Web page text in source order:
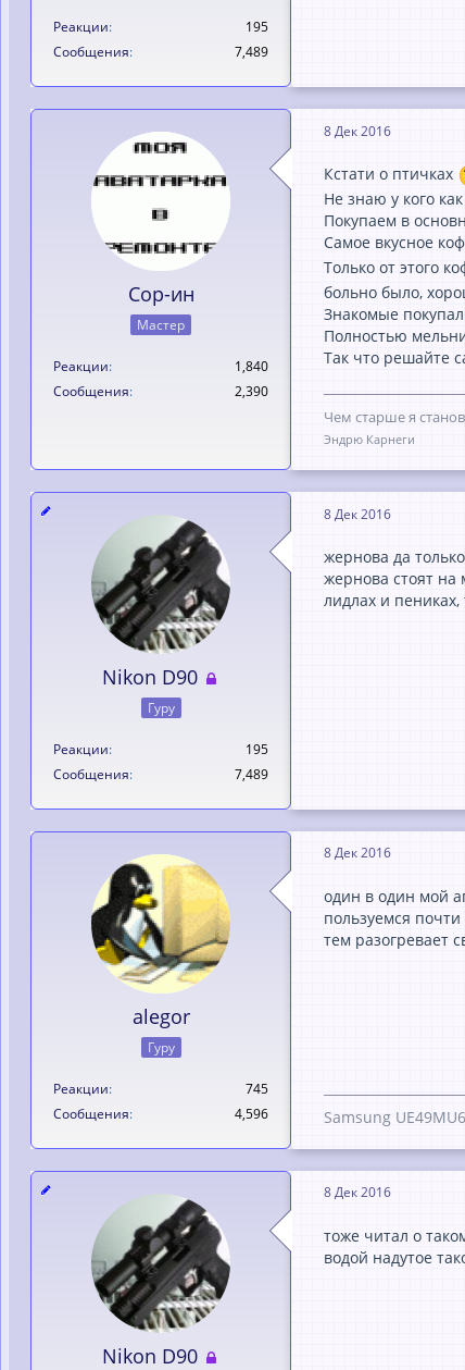
Реакции
195
Сообщения
7,489
Сор-ин
Мастер
Реакции
1,840
Сообщения
2,390
8 Дек 2016
Кстати о птичках
Не знаю у кого
Покупаем в
Самое вкусное
Только от этого
больно было,
Знакомые
Полностью
Так что решайте
Чем старше я
Эндрю Карнеги
Nikon D90
Гуру
Реакции
195
Сообщения
7,489
8 Дек 2016
жернова да
жернова стоят на
лидлах и пениках,
alegor
Гуру
Реакции
745
Сообщения
4,596
8 Дек 2016
один в один мой
пользуемся
тем разогревает
Samsung
Nikon D90
8 Дек 2016
тоже читал о
водой надутое